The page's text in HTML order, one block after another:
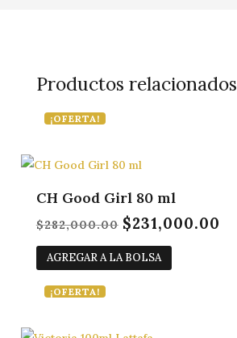
Productos relacionados
¡OFERTA!
CH Good Girl 80 ml
$282,000.00 El
precio
original
$231,000.00
AGREGAR A LA BOLSA
¡OFERTA!